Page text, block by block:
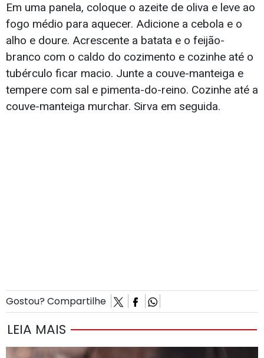
Em uma panela, coloque o azeite de oliva e leve ao
fogo médio para aquecer. Adicione a cebola e o
alho e doure. Acrescente a batata e o feijão-
branco com o caldo do cozimento e cozinhe até o
tubérculo ficar macio. Junte a couve-manteiga e
tempere com sal e pimenta-do-reino. Cozinhe até a
couve-manteiga murchar. Sirva em seguida.
Gostou? Compartilhe
LEIA MAIS